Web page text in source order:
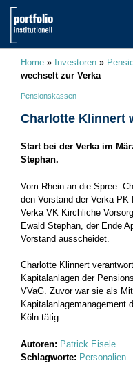
Home » Investoren »
wechselt zur Verka
Pensionskassen
Charlotte Klinnert
Start bei der Verka im
Stephan.
Vom Rhein an die Spree:
den Vorstand der Verka
Verka VK Kirchliche
Ewald Stephan, der Ende
Vorstand ausscheidet.
Charlotte Klinnert
Kapitalanlagen der
VVaG. Zuvor war sie als
Kapitalanlagemanagement
Köln tätig.
Autoren: Patrick Eisele
Schlagworte: Personalien